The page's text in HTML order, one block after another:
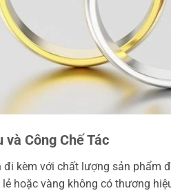
Công Chế Tác
kèm với chất lượng sản phẩm
hoặc vàng không có thương